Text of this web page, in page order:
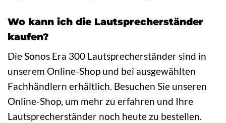
Wo kann ich die Lautsprecherständer
kaufen?
Die Sonos Era 300 Lautsprecherständer sind in
unserem Online-Shop und bei ausgewählten
Fachhändlern erhältlich. Besuchen Sie unseren
Online-Shop, um mehr zu erfahren und Ihre
Lautsprecherständer noch heute zu bestellen.